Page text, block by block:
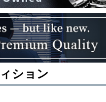
ション